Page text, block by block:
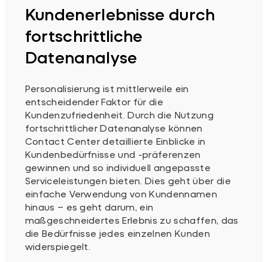
Kundenerlebnisse durch
fortschrittliche
Datenanalyse
Personalisierung ist mittlerweile ein
entscheidender Faktor für die
Kundenzufriedenheit. Durch die Nutzung
fortschrittlicher Datenanalyse können
Contact Center detaillierte Einblicke in
Kundenbedürfnisse und -präferenzen
gewinnen und so individuell angepasste
Serviceleistungen bieten. Dies geht über die
einfache Verwendung von Kundennamen
hinaus – es geht darum, ein
maßgeschneidertes Erlebnis zu schaffen, das
die Bedürfnisse jedes einzelnen Kunden
widerspiegelt.